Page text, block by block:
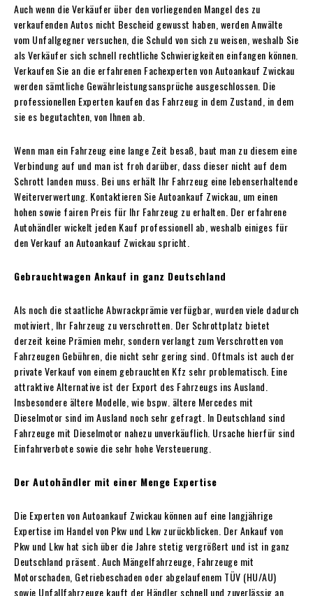
Auch wenn die Verkäufer über den vorliegenden Mangel des zu
verkaufenden Autos nicht Bescheid gewusst haben, werden Anwälte
vom Unfallgegner versuchen, die Schuld von sich zu weisen, weshalb Sie
als Verkäufer sich schnell rechtliche Schwierigkeiten einfangen können.
Verkaufen Sie an die erfahrenen Fachexperten von Autoankauf Zwickau
werden sämtliche Gewährleistungsansprüche ausgeschlossen. Die
professionellen Experten kaufen das Fahrzeug in dem Zustand, in dem
sie es begutachten, von Ihnen ab.
Wenn man ein Fahrzeug eine lange Zeit besaß, baut man zu diesem eine
Verbindung auf und man ist froh darüber, dass dieser nicht auf dem
Schrott landen muss. Bei uns erhält Ihr Fahrzeug eine lebenserhaltende
Weiterverwertung. Kontaktieren Sie Autoankauf Zwickau, um einen
hohen sowie fairen Preis für Ihr Fahrzeug zu erhalten. Der erfahrene
Autohändler wickelt jeden Kauf professionell ab, weshalb einiges für
den Verkauf an Autoankauf Zwickau spricht.
Gebrauchtwagen Ankauf in ganz Deutschland
Als noch die staatliche Abwrackprämie verfügbar, wurden viele dadurch
motiviert, Ihr Fahrzeug zu verschrotten. Der Schrottplatz bietet
derzeit keine Prämien mehr, sondern verlangt zum Verschrotten von
Fahrzeugen Gebühren, die nicht sehr gering sind. Oftmals ist auch der
private Verkauf von einem gebrauchten Kfz sehr problematisch. Eine
attraktive Alternative ist der Export des Fahrzeugs ins Ausland.
Insbesondere ältere Modelle, wie bspw. ältere Mercedes mit
Dieselmotor sind im Ausland noch sehr gefragt. In Deutschland sind
Fahrzeuge mit Dieselmotor nahezu unverkäuflich. Ursache hierfür sind
Einfahrverbote sowie die sehr hohe Versteuerung.
Der Autohändler mit einer Menge Expertise
Die Experten von Autoankauf Zwickau können auf eine langjährige
Expertise im Handel von Pkw und Lkw zurückblicken. Der Ankauf von
Pkw und Lkw hat sich über die Jahre stetig vergrößert und ist in ganz
Deutschland präsent. Auch Mängelfahrzeuge, Fahrzeuge mit
Motorschaden, Getriebeschaden oder abgelaufenem TÜV (HU/AU)
sowie Unfallfahrzeuge kauft der Händler schnell und zuverlässig an.